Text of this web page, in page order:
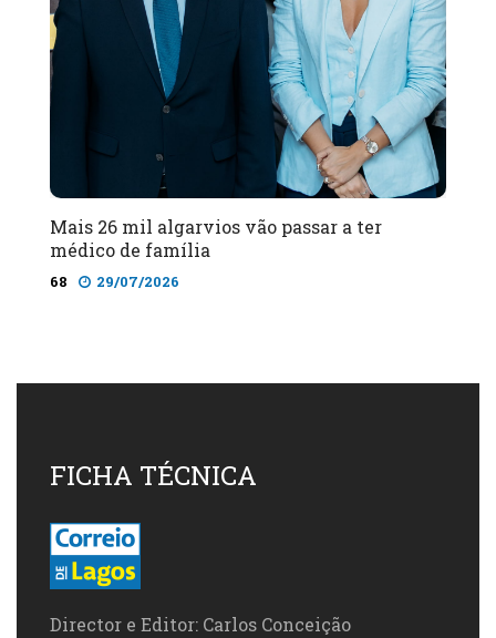
Mais 26 mil algarvios vão passar a ter
médico de família
68 29/07/2026
FICHA TÉCNICA
Director e Editor: Carlos Conceição